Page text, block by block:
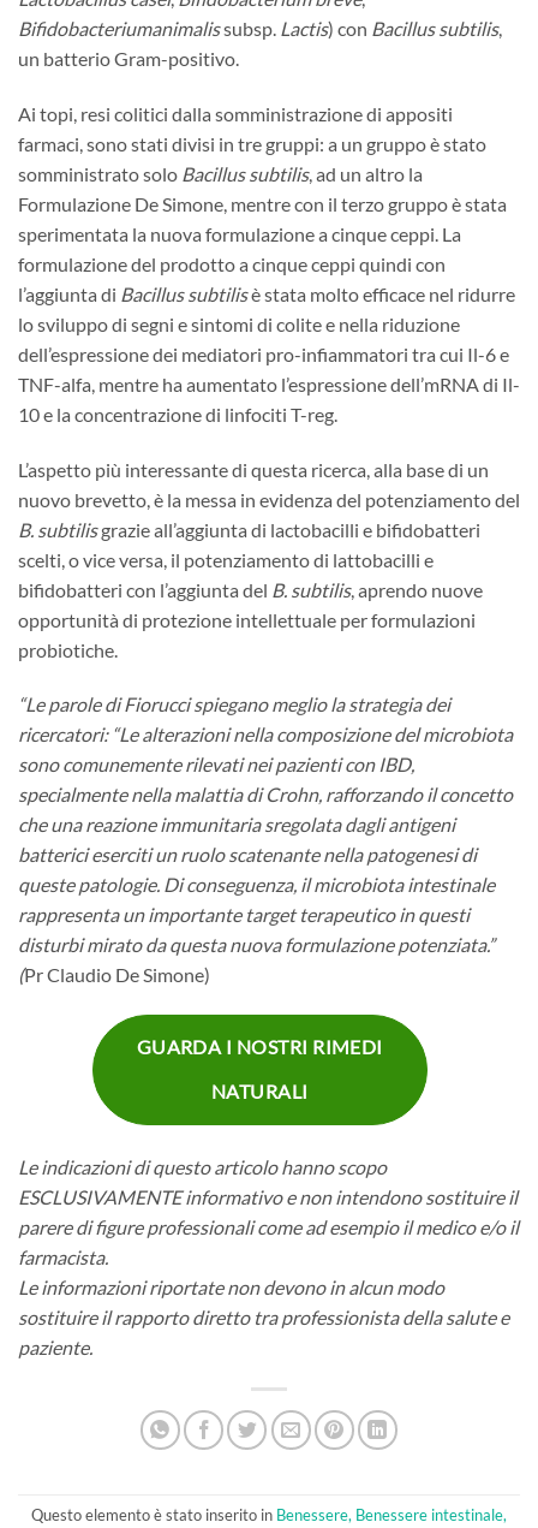
Bifidobacteriumanimalissubsp. Lactis) con Bacillus subtilis,
un batterio Gram-positivo.
Ai topi, resi colitici dalla somministrazione di appositi
farmaci, sono stati divisi in tre gruppi: a un gruppo è stato
somministrato solo Bacillus subtilis, ad un altro la
Formulazione De Simone, mentre con il terzo gruppo è stata
sperimentata la nuova formulazione a cinque ceppi. La
formulazione del prodotto a cinque ceppi quindi con
l’aggiunta di Bacillus subtilisè stata molto efficace nel ridurre
lo sviluppo di segni e sintomi di colite e nella riduzione
dell’espressione dei mediatori pro-infiammatori tra cui Il-6 e
TNF-alfa, mentre ha aumentato l’espressione dell’mRNA di Il-
10 e la concentrazione di linfociti T-reg.
L’aspetto più interessante di questa ricerca, alla base di un
nuovo brevetto, è la messa in evidenza del potenziamento del
B. subtilisgrazie all’aggiunta di lactobacilli e bifidobatteri
scelti, o vice versa, il potenziamento di lattobacilli e
bifidobatteri con l’aggiunta del B. subtilis, aprendo nuove
opportunità di protezione intellettuale per formulazioni
probiotiche.
“Le parole di Fiorucci spiegano meglio la strategia dei
ricercatori: “Le alterazioni nella composizione del microbiota
sono comunemente rilevati nei pazienti con IBD,
specialmente nella malattia di Crohn, rafforzando il concetto
che una reazione immunitaria sregolata dagli antigeni
batterici eserciti un ruolo scatenante nella patogenesi di
queste patologie. Di conseguenza, il microbiota intestinale
rappresenta un importante target terapeutico in questi
disturbi mirato da questa nuova formulazione potenziata.”
(Pr Claudio De Simone)
GUARDA I NOSTRI RIMEDI
NATURALI
Le indicazioni di questo articolo hanno scopo
ESCLUSIVAMENTE informativo e non intendono sostituire il
parere di figure professionali come ad esempio il medico e/o il
farmacista.
Le informazioni riportate non devono in alcun modo
sostituire il rapporto diretto tra professionista della salute e
paziente.
Questo elemento è stato inserito in Benessere, Benessere intestinale,